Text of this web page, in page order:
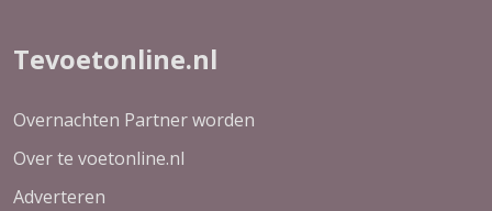
Tevoetonline.nl
Overnachten Partner worden
Over te voetonline.nl
Adverteren